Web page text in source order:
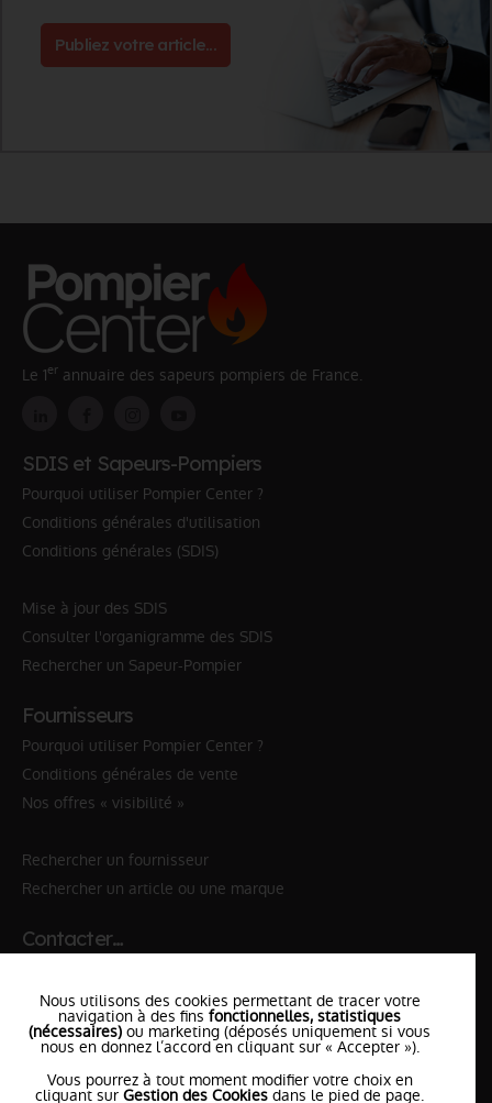
Publiez votre article...
Le 1er annuaire des sapeurs pompiers de France.
SDIS et Sapeurs-Pompiers
Pourquoi utiliser Pompier Center ?
Conditions générales d'utilisation
Conditions générales (SDIS)
Mise à jour des SDIS
Consulter l'organigramme des SDIS
Rechercher un Sapeur-Pompier
Fournisseurs
Pourquoi utiliser Pompier Center ?
Conditions générales de vente
Nos offres « visibilité »
Rechercher un fournisseur
Rechercher un article ou une marque
Contacter…
✆ 18№National Sapeurs-Pompiers
le SDISle plus proche
l'équipePompierCenter
Nous utilisons des cookies permettant de tracer votre
navigation à des fins fonctionnelles, statistiques
(nécessaires) ou marketing (déposés uniquement si vous
nous en donnez l’accord en cliquant sur « Accepter »).
Vous pourrez à tout moment modifier votre choix en
cliquant sur Gestion des Cookies dans le pied de page.